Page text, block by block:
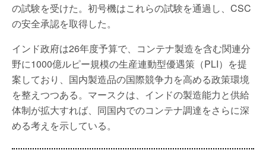
の試験を受けた。初号機はこれらの試験を通過し、CSC
の安全承認を取得した。
インド政府は26年度予算で、コンテナ製造を含む関連分
野に1000億ルピー規模の生産連動型優遇策（PLI）を提
案しており、国内製造品の国際競争力を高める政策環境
を整えつつある。マースクは、インドの製造能力と供給
体制が拡大すれば、同国内でのコンテナ調達をさらに深
める考えを示している。